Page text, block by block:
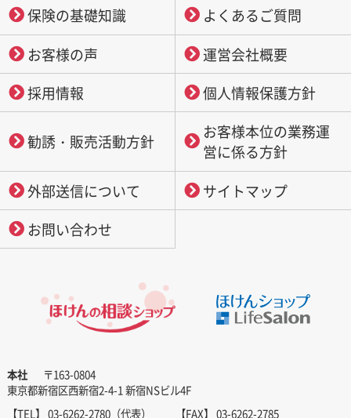
保険の基礎知識
よくあるご質問
お客様の声
運営会社概要
採用情報
個人情報保護方針
勧誘・販売活動方針
お客様本位の業務運
営に係る方針
外部送信について
サイトマップ
お問い合わせ
本社
〒163-0804
東京都新宿区西新宿2-4-1 新宿NSビル4F
【TEL】 03-6262-2780（代表）
【FAX】 03-6262-2785